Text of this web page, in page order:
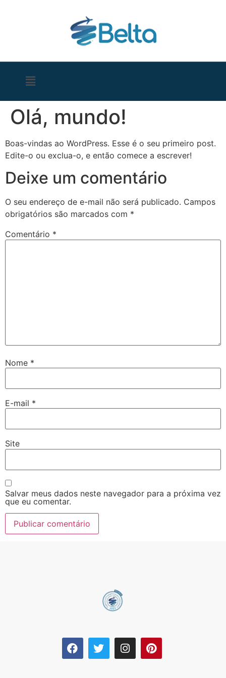
Olá, mundo!
Boas-vindas ao WordPress. Esse é o seu primeiro post.
Edite-o ou exclua-o, e então comece a escrever!
Deixe um comentário
O seu endereço de e-mail não será publicado. Campos
obrigatórios são marcados com *
Comentário *
Nome *
E-mail *
Site
Salvar meus dados neste navegador para a próxima vez
que eu comentar.